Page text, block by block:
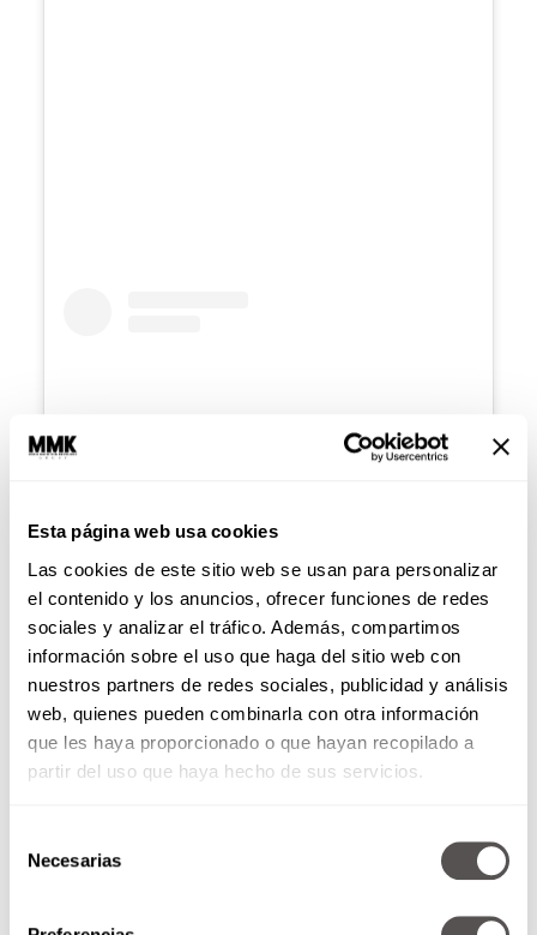
Esta página web usa cookies
Las cookies de este sitio web se usan para personalizar
el contenido y los anuncios, ofrecer funciones de redes
sociales y analizar el tráfico. Además, compartimos
información sobre el uso que haga del sitio web con
nuestros partners de redes sociales, publicidad y análisis
web, quienes pueden combinarla con otra información
que les haya proporcionado o que hayan recopilado a
partir del uso que haya hecho de sus servicios.
Necesarias